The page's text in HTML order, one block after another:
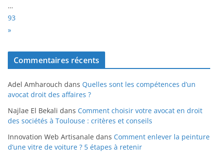
g
e
:
…
93
N
x
»
Commentaires récents
Adel Amharouch dans Quelles sont les compétences d’un
avocat droit des affaires ?
Najlae El Bekali dans Comment choisir votre avocat en droit
des sociétés à Toulouse : critères et conseils
Innovation Web Artisanale dans Comment enlever la peinture
d’une vitre de voiture ? 5 étapes à retenir